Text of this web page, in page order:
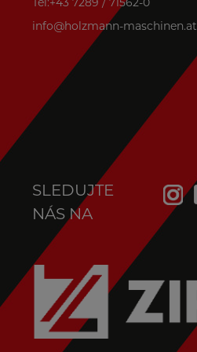
info@holzmann-maschinen.at
SLEDUJTE
NÁS NA